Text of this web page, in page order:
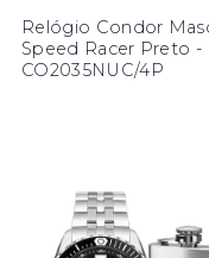
Relógio Condor
Speed Racer Preto -
CO2035NUC/4P